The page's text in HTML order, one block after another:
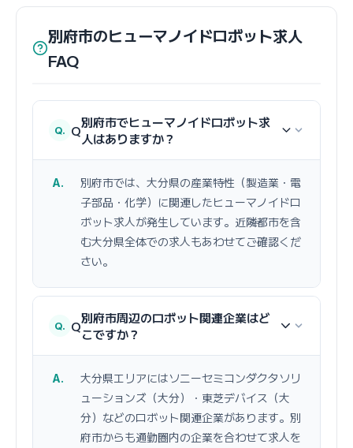
別府市のヒューマノイドロボット求人
FAQ
Q別府市でヒューマノイドロボット求
人はありますか？
別府市では、大分県の産業特性（製造業・電
子部品・化学）に関連したヒューマノイドロ
ボット求人が発生しています。近隣都市を含
む大分県全体での求人もあわせてご確認くだ
さい。
Q別府市周辺のロボット関連企業はど
こですか？
大分県エリアにはソニーセミコンダクタソリ
ューションズ（大分）・東芝デバイス（大
分）などのロボット関連企業があります。別
府市からも通勤圏内の企業を合わせて求人を